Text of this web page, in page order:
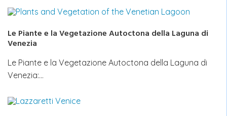
Le Piante e la Vegetazione Autoctona della Laguna di
Venezia
Le Piante e la Vegetazione Autoctona della Laguna di
Venezia:…